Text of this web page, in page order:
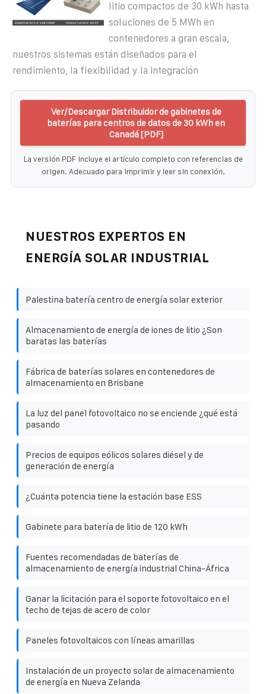
litio compactos de 30 kWh hasta
soluciones de 5 MWh en
contenedores a gran escala,
nuestros sistemas están diseñados para el
rendimiento, la flexibilidad y la integración
Ver/Descargar Distribuidor de gabinetes de
baterías para centros de datos de 30 kWh en
Canadá [PDF]
La versión PDF incluye el artículo completo con referencias de
origen. Adecuado para imprimir y leer sin conexión.
NUESTROS EXPERTOS EN
ENERGÍA SOLAR INDUSTRIAL
Palestina batería centro de energía solar exterior
Almacenamiento de energía de iones de litio ¿Son
baratas las baterías
Fábrica de baterías solares en contenedores de
almacenamiento en Brisbane
La luz del panel fotovoltaico no se enciende ¿qué está
pasando
Precios de equipos eólicos solares diésel y de
generación de energía
¿Cuánta potencia tiene la estación base ESS
Gabinete para batería de litio de 120 kWh
Fuentes recomendadas de baterías de
almacenamiento de energía industrial China-África
Ganar la licitación para el soporte fotovoltaico en el
techo de tejas de acero de color
Paneles fotovoltaicos con líneas amarillas
Instalación de un proyecto solar de almacenamiento
de energía en Nueva Zelanda